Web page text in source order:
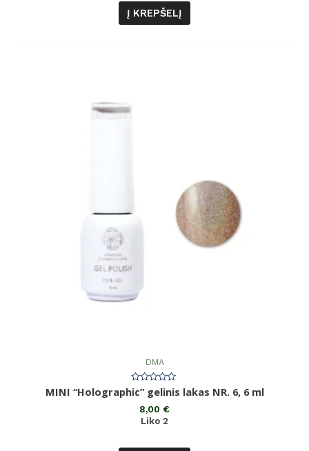
Į KREPŠELĮ
DMA
Įvertinimas:
0
MINI “Holographic” gelinis lakas NR. 6, 6 ml
8,00 €
Liko 2